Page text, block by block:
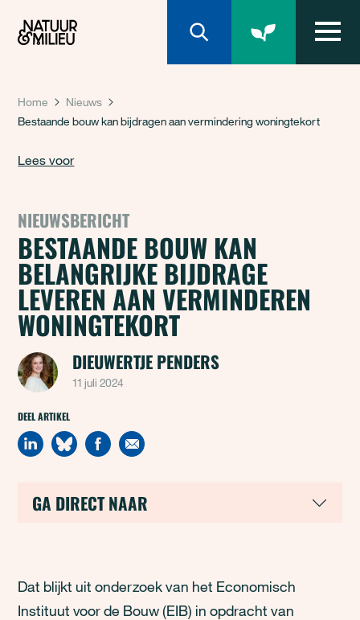
Home
Nieuws
Bestaande bouw kan bijdragen aan vermindering woningtekort
Lees voor
NIEUWSBERICHT
BESTAANDE BOUW KAN
BELANGRIJKE BIJDRAGE
LEVEREN AAN VERMINDEREN
WONINGTEKORT
DIEUWERTJE PENDERS
11 juli 2024
DEEL ARTIKEL
GA DIRECT NAAR
Dat blijkt uit onderzoek van het Economisch
Instituut voor de Bouw (EIB) in opdracht van